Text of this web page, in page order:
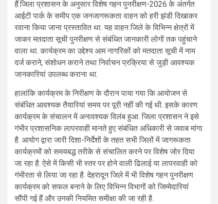
हैं.जिला प्रशासन के अनुसार विशेष गहन पुनरीक्षण-2026 के अंतर्गत
आईटी पार्क के समीप एक जनजागरूकता वाहन को हरी झंडी दिखाकर
रवाना किया जाना प्रस्तावित था. यह वाहन जिले के विभिन्न क्षेत्रों में
जाकर मतदाता सूची पुनरीक्षण से संबंधित जानकारी लोगों तक पहुंचाने
वाला था. कार्यक्रम का उद्देश्य आम नागरिकों को मतदाता सूची में नाम
दर्ज कराने, संशोधन कराने तथा निर्वाचन प्रक्रिया से जुड़ी आवश्यक
जानकारियां उपलब्ध कराना था.
हालांकि कार्यक्रम के निरीक्षण के दौरान पाया गया कि आयोजन से
संबंधित आवश्यक तैयारियां समय पर पूरी नहीं की गई थी. इसके कारण
कार्यक्रम के संचालन में अनावश्यक विलंब हुआ. जिला प्रशासन ने इसे
गंभीर प्रशासनिक लापरवाही मानते हुए संबंधित अधिकारी से जवाब मांगा
है. आयोग द्वारा जारी दिशा-निर्देशों के तहत सभी जिलों में जागरूकता
कार्यक्रमों को समयबद्ध तरीके से संचालित करने पर विशेष जोर दिया
जा रहा है. ऐसे में किसी भी स्तर पर होने वाली ढिलाई या लापरवाही को
गंभीरता से लिया जा रहा है. देहरादून जिले में भी विशेष गहन पुनरीक्षण
कार्यक्रम को सफल बनाने के लिए विभिन्न विभागों को जिम्मेदारियां
सौंपी गई हैं और उनकी नियमित समीक्षा की जा रही है.